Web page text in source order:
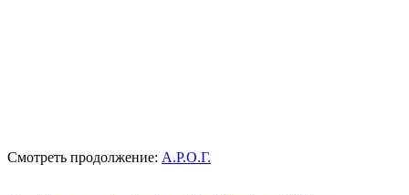
Смотреть продолжение: А.Р.О.Г.